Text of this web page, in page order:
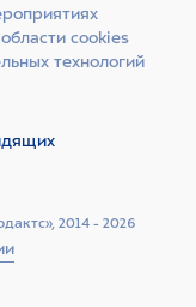
2014 - 2026
cookies
технологий